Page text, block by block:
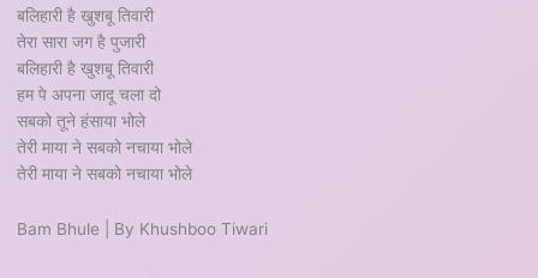
बलिहारी है खुशबू तिवारी
तेरा सारा जग है पुजारी
बलिहारी है खुशबू तिवारी
हम पे अपना जादू चला दो
सबको तूने हंसाया भोले
तेरी माया ने सबको नचाया भोले
तेरी माया ने सबको नचाया भोले
Bam Bhule | By Khushboo Tiwari